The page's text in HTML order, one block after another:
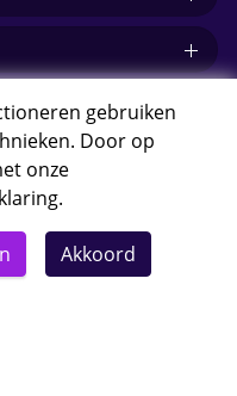
gebruiken
Door op
onze
.
Akkoord